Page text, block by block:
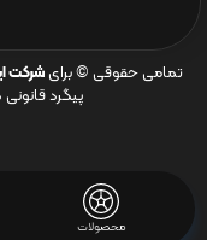
محصولات
تمامی حقوقی © برای شرکت
پیگرد